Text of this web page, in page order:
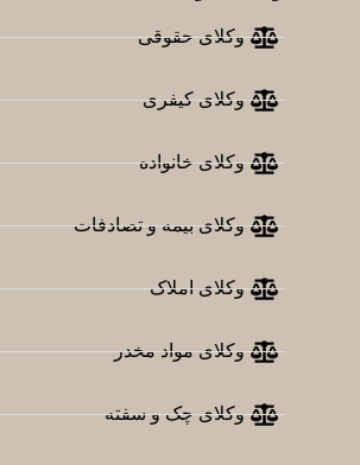
وکلای حقوقی
وکلای کیفری
وکلای خانواده
وکلای بیمه و تصادفات
وکلای املاک
وکلای مواد مخدر
وکلای چک و سفته